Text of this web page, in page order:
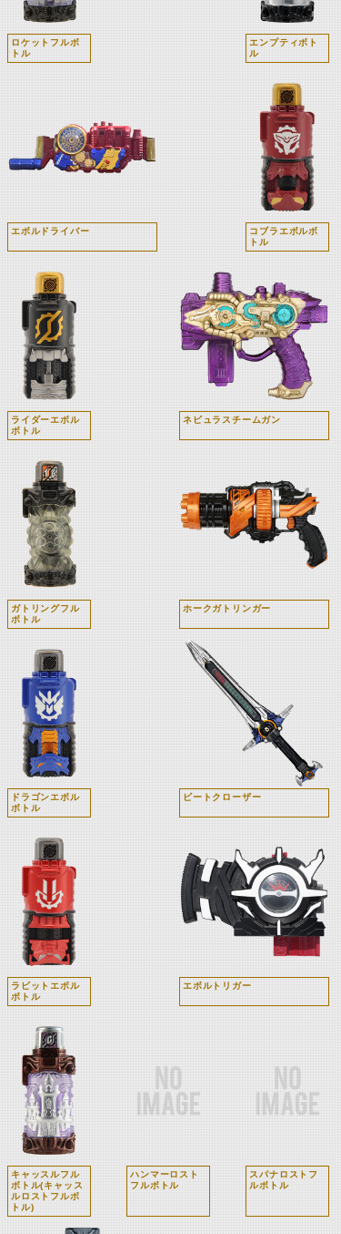
ロケットフルボ
トル
エンプティボト
ル
エボルドライバー
コブラエボルボ
トル
ライダーエボル
ボトル
ネビュラスチームガン
ガトリングフル
ボトル
ホークガトリンガー
ドラゴンエボル
ボトル
ビートクローザー
ラビットエボル
ボトル
エボルトリガー
キャッスルフル
ボトル(キャッス
ルロストフルボ
トル)
ハンマーロスト
フルボトル
スパナロストフ
ルボトル